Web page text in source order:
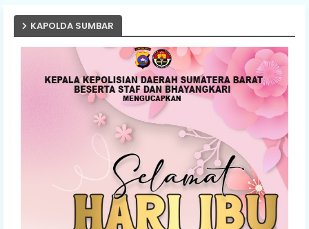
KAPOLDA SUMBAR